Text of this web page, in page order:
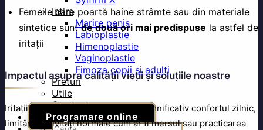
Intim
Marire penis
Labioplastie
Himenoplastie
Vaginoplastie
Fimoza copii si adulti
Preturi
Utile
Contact
Programare online
Femeile care poartă haine strâmte sau din materiale
sintetice suntde două ori mai predispuse la astfel de
iritații
Impactul asupra calității vieții și soluțiile noastre
Iritațiile între picioare pot afecta semnificativ confortul zilnic,
limitând activități normale cum ar fi mersul sau practicarea